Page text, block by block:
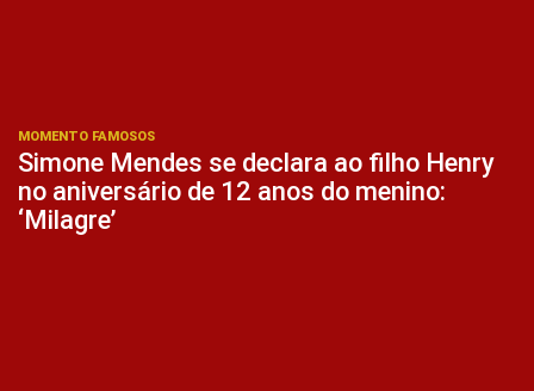
MOMENTO FAMOSOS
Simone Mendes se declara ao filho Henry
no aniversário de 12 anos do menino:
‘Milagre’